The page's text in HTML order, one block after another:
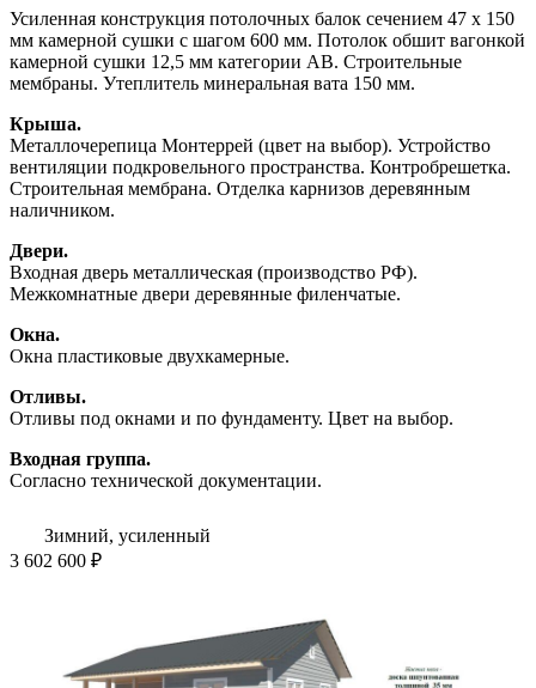
Усиленная конструкция потолочных балок сечением 47 х 150
мм камерной сушки с шагом 600 мм. Потолок обшит вагонкой
камерной сушки 12,5 мм категории АВ. Строительные
мембраны. Утеплитель минеральная вата 150 мм.
Крыша.
Металлочерепица Монтеррей (цвет на выбор). Устройство
вентиляции подкровельного пространства. Контробрешетка.
Строительная мембрана. Отделка карнизов деревянным
наличником.
Двери.
Входная дверь металлическая (производство РФ).
Межкомнатные двери деревянные филенчатые.
Окна.
Окна пластиковые двухкамерные.
Отливы.
Отливы под окнами и по фундаменту. Цвет на выбор.
Входная группа.
Согласно технической документации.
Зимний, усиленный
3 602 600 ₽